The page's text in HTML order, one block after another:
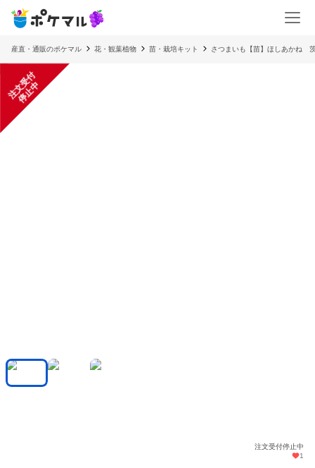
産直・通販のポケマル 花・観葉植物 苗・栽培キット さつまいも【苗】ほしあかね
注
文
受
付
停
止
中
注文受付停止中
1